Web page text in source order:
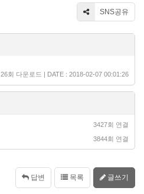
SNS공유
26회 다운로드 | DATE : 2018-02-07 00:01:26
3427회 연결
3844회 연결
답변 목록 글쓰기